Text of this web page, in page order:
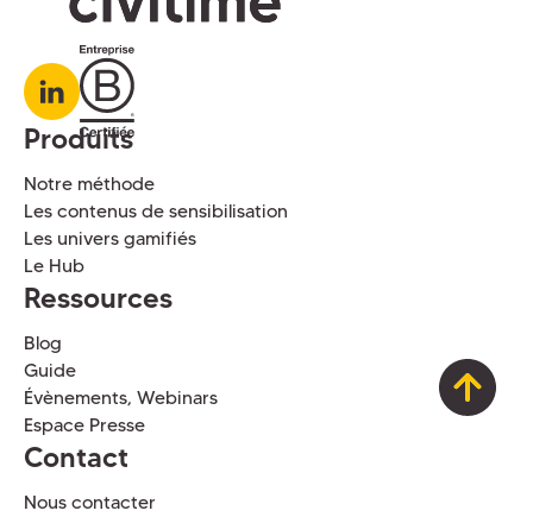
Produits
Notre méthode
Les contenus de sensibilisation
Les univers gamifiés
Le Hub
Ressources
Blog
Guide
Évènements, Webinars
Espace Presse
Contact
Nous contacter